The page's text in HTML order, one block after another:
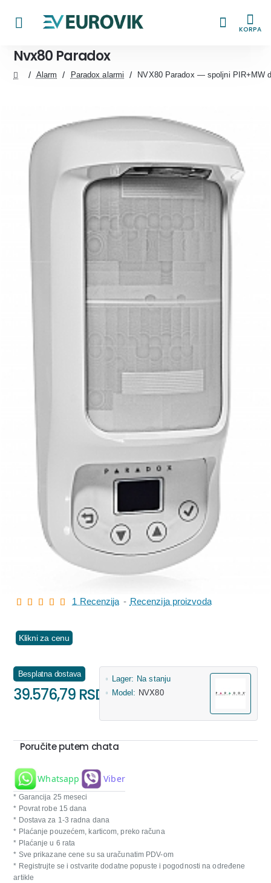
KORPA
Nvx80 Paradox
Alarm Paradox alarmi NVX80 Paradox — spoljni PIR+MW
Klikni za cenu
1 Recenzija - Recenzija proizvoda
Besplatna dostava
39.576,79 RSD
Lager: Na stanju
Model: NVX80
Poručite putem chata
Whatsapp Viber
* Garancija 25 meseci
* Povrat robe 15 dana
* Dostava za 1-3 radna dana
* Plaćanje pouzećem, karticom, preko računa
* Plaćanje u 6 rata
* Sve prikazane cene su sa uračunatim PDV-om
* Registrujte se i ostvarite dodatne popuste i pogodnosti na određene
artikle